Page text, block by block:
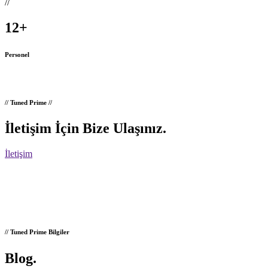
12+
Personel
// Tuned Prime //
İletişim İçin Bize Ulaşınız.
İletişim
// Tuned Prime Bilgiler
Blog.